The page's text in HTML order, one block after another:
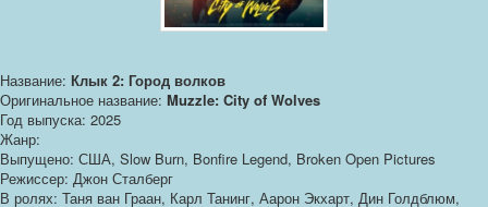
Название: Клык 2: Город волков
Оригинальное название: Muzzle: City of Wolves
Год выпуска: 2025
Жанр:
Выпущено: США, Slow Burn, Bonfire Legend, Broken Open Pictures
Режиссер: Джон Сталберг
В ролях: Таня ван Граан, Карл Танинг, Аарон Экхарт, Дин Голдблюм,